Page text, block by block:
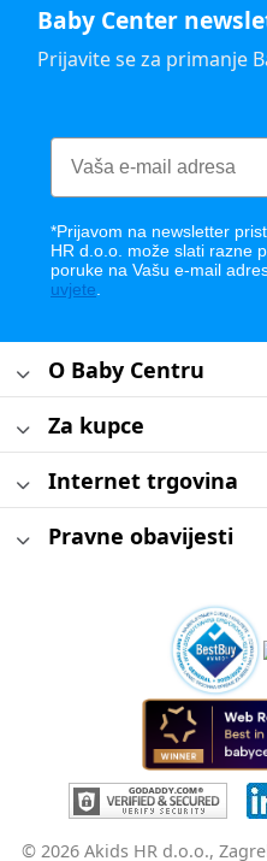
Baby Center
Prijavite se za primanje
*Prijavom na newsletter
HR d.o.o. može slati razne
poruke na Vašu e-mail
uvjete
O Baby Centru
Za kupce
Internet trgovina
Pravne obavijesti
© 2026 Akids HR d.o.o.,